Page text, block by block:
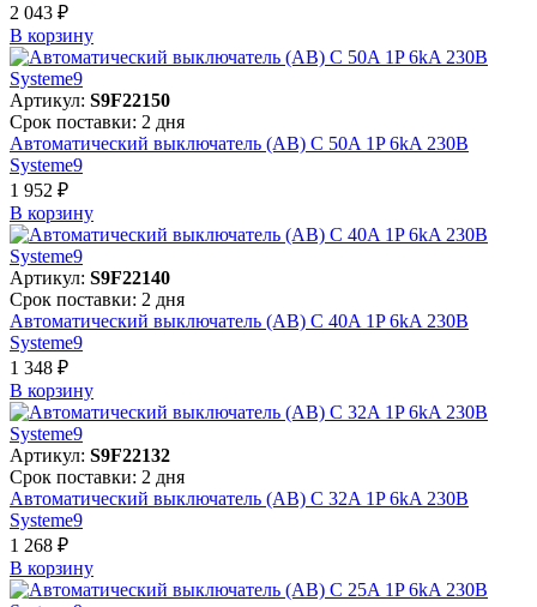
2 043 ₽
В корзинy
Артикул: S9F22150
Срок поставки: 2 дня
Автоматический выключатель (АВ) C 50A 1P 6kA 230В
Systeme9
1 952 ₽
В корзинy
Артикул: S9F22140
Срок поставки: 2 дня
Автоматический выключатель (АВ) C 40A 1P 6kA 230В
Systeme9
1 348 ₽
В корзинy
Артикул: S9F22132
Срок поставки: 2 дня
Автоматический выключатель (АВ) C 32A 1P 6kA 230В
Systeme9
1 268 ₽
В корзинy